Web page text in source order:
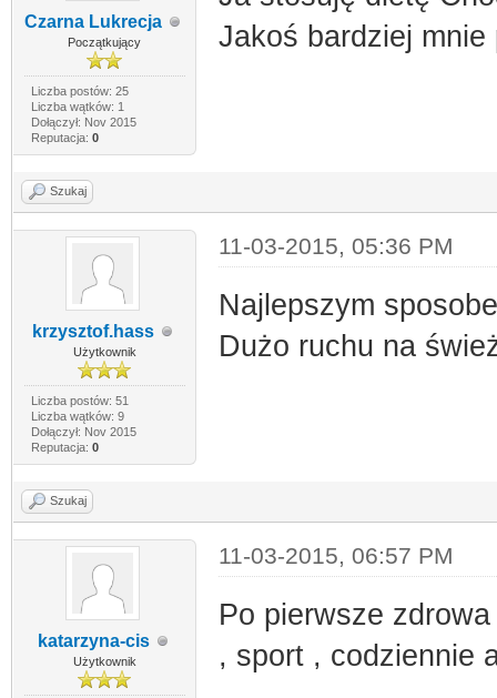
Czarna Lukrecja
Początkujący
Liczba postów: 25
Liczba wątków: 1
Dołączył: Nov 2015
Reputacja: 0
Jakoś bardziej
Szukaj
krzysztof.hass
Użytkownik
Liczba postów: 51
Liczba wątków: 9
Dołączył: Nov 2015
Reputacja: 0
11-03-2015, 05:36 PM
Najlepszym
Dużo ruchu na
Szukaj
katarzyna-cis
Użytkownik
11-03-2015, 06:57 PM
Po pierwsze
, sport , codziennie